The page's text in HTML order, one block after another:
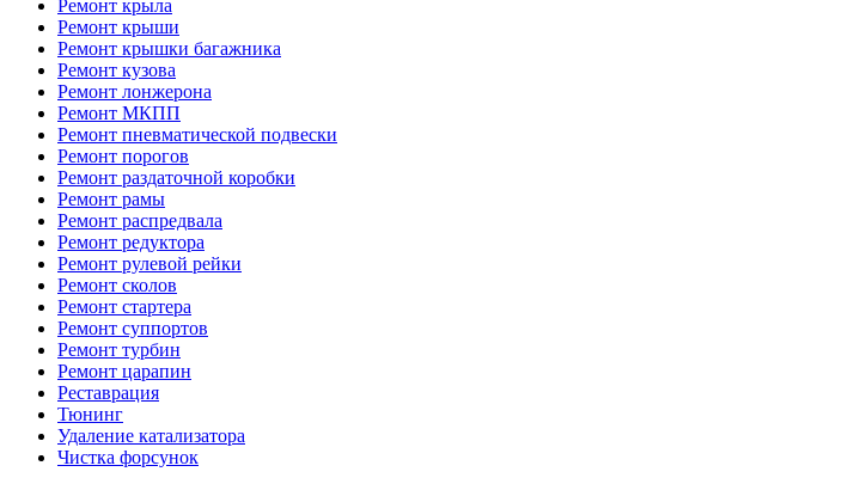
Ремонт крыла
Ремонт крыши
Ремонт крышки багажника
Ремонт кузова
Ремонт лонжерона
Ремонт МКПП
Ремонт пневматической подвески
Ремонт порогов
Ремонт раздаточной коробки
Ремонт рамы
Ремонт распредвала
Ремонт редуктора
Ремонт рулевой рейки
Ремонт сколов
Ремонт стартера
Ремонт суппортов
Ремонт турбин
Ремонт царапин
Реставрация
Тюнинг
Удаление катализатора
Чистка форсунок